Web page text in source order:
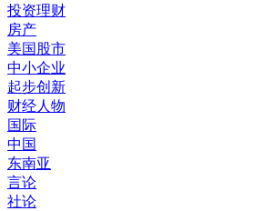
投资理财
房产
美国股市
中小企业
起步创新
财经人物
国际
中国
东南亚
言论
社论